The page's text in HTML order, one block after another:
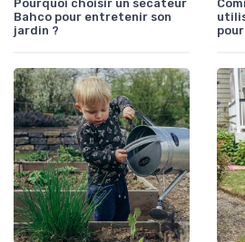
Pourquoi choisir un sécateur
Bahco pour entretenir son
jardin ?